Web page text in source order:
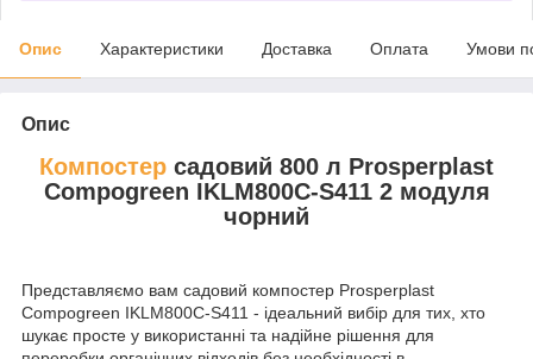
Опис Характеристики Доставка Оплата Умови
Опис
Компостер садовий 800 л Prosperplast
Compogreen IKLM800C-S411 2 модуля
чорний
Представляємо вам садовий компостер Prosperplast
Compogreen IKLM800C-S411 - ідеальний вибір для тих, хто
шукає просте у використанні та надійне рішення для